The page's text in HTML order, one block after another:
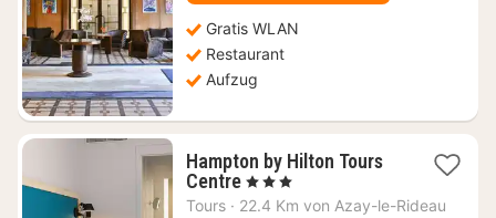
Gratis WLAN
Restaurant
Aufzug
Hampton by Hilton Tours
Centre1
Nacht
, 3 Sterne
Tours · 22.4 Km von Azay-le-Rideau